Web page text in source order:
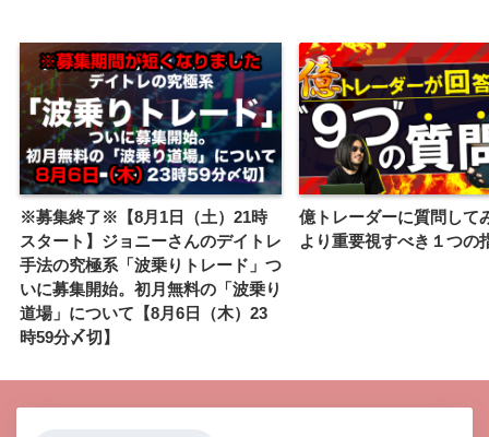
※募集終了※【8月1日（土）21時
スタート】ジョニーさんのデイトレ
手法の究極系「波乗りトレード」つ
いに募集開始。初月無料の「波乗り
道場」について【8月6日（木）23
時59分〆切】
億トレーダーに質問して
より重要視すべき１つの